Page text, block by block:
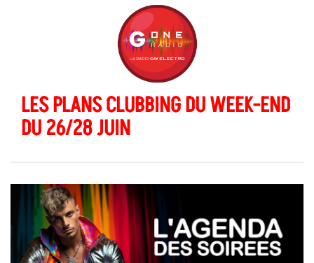
LES PLANS CLUBBING DU WEEK-END
DU 26/28 JUIN